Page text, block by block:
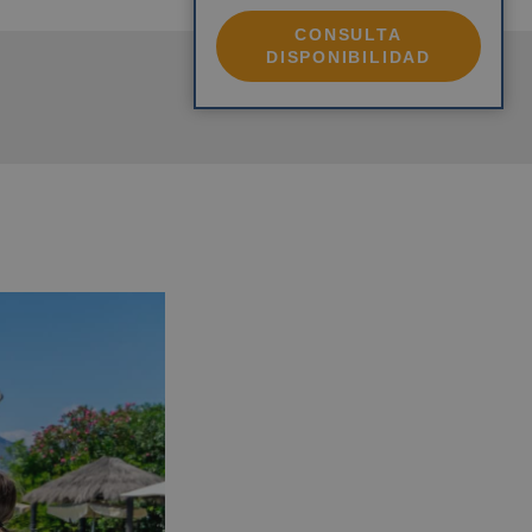
for Adults)
Magic Atrium PlazaCONSULTA
DISPONIBILIDAD